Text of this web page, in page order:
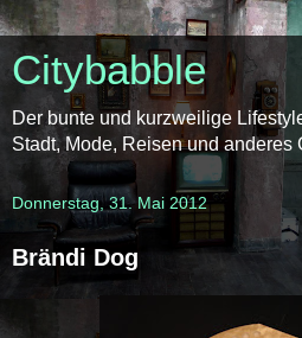
Citybabble
Der bunte und kurzweilige
Stadt, Mode, Reisen und anderes
Donnerstag, 31. Mai 2012
Brändi Dog